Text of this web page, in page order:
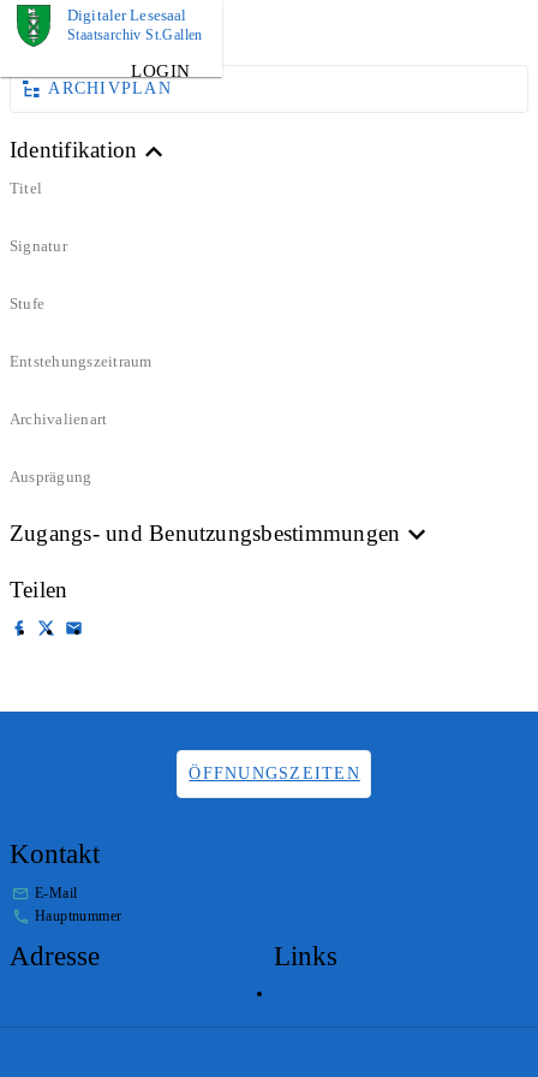
Digitaler Lesesaal
Staatsarchiv St.Gallen
LOGIN
DOKUMENT
ARCHIVPLAN
Identifikation
Titel
Signatur
Stufe
Entstehungszeitraum
Archivalienart
Ausprägung
Zugangs- und Benutzungsbestimmungen
Teilen
ÖFFNUNGSZEITEN
Kontakt
E-Mail
Hauptnummer
Adresse Links